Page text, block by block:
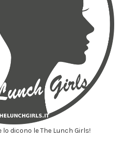
lo dicono le The Lunch Girls!